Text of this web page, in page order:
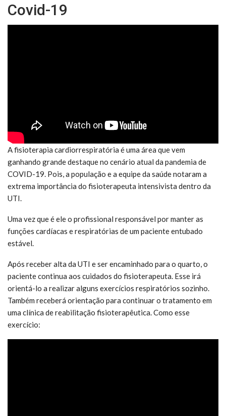
Covid-19
A fisioterapia cardiorrespiratória é uma área que vem
ganhando grande destaque no cenário atual da pandemia de
COVID-19. Pois, a população e a equipe da saúde notaram a
extrema importância do fisioterapeuta intensivista dentro da
UTI.
Uma vez que é ele o profissional responsável por manter as
funções cardíacas e respiratórias de um paciente entubado
estável.
Após receber alta da UTI e ser encaminhado para o quarto, o
paciente continua aos cuidados do fisioterapeuta. Esse irá
orientá-lo a realizar alguns exercícios respiratórios sozinho.
Também receberá orientação para continuar o tratamento em
uma clínica de reabilitação fisioterapêutica. Como esse
exercício: